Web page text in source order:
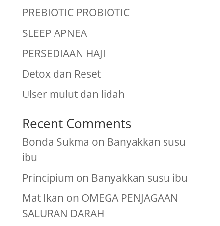
PREBIOTIC PROBIOTIC
SLEEP APNEA
PERSEDIAAN HAJI
Detox dan Reset
Ulser mulut dan lidah
Recent Comments
Bonda Sukma on Banyakkan susu
ibu
Principium on Banyakkan susu ibu
Mat Ikan on OMEGA PENJAGAAN
SALURAN DARAH